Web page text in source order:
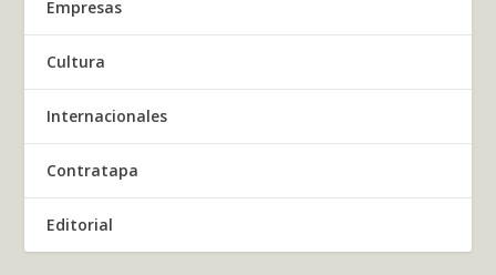
Empresas
Cultura
Internacionales
Contratapa
Editorial